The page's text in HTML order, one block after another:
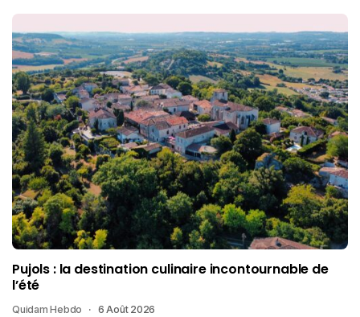
Pujols : la destination culinaire incontournable de
l’été
Quidam Hebdo 6 Août 2026